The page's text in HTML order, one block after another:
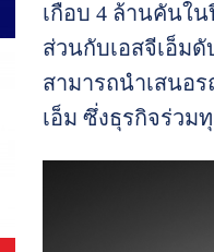
เกือบ 4 ล้านคันใ
ส่วนกับเอสจีเอ็ม
สามารถนำเสนอ
เอ็ม ซึ่งธุรกิจร่ว